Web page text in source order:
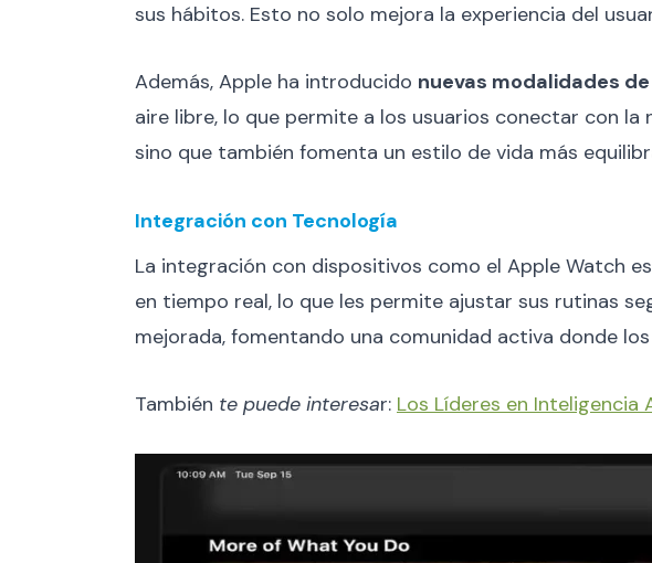
sus hábitos. Esto no solo mejora la experiencia del
Además, Apple ha introducido nuevas modalidades
aire libre, lo que permite a los usuarios conectar con
sino que también fomenta un estilo de vida más
Integración con Tecnología
La integración con dispositivos como el Apple Watch
en tiempo real, lo que les permite ajustar sus rutinas
mejorada, fomentando una comunidad activa donde
También te puede interesar: Los Líderes en